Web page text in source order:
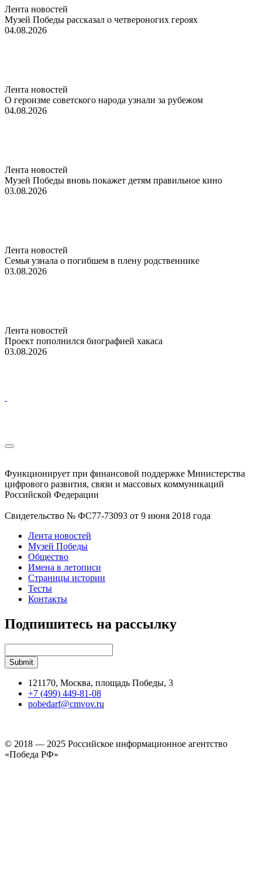
Лента новостей
Музей Победы рассказал о четвероногих героях
04.08.2026
Лента новостей
О героизме советского народа узнали за рубежом
04.08.2026
Лента новостей
Музей Победы вновь покажет детям правильное кино
03.08.2026
Лента новостей
Семья узнала о погибшем в плену родственнике
03.08.2026
Лента новостей
Проект пополнился биографией хакаса
03.08.2026
Функционирует при финансовой поддержке Министерства
цифрового развития, связи и массовых коммуникаций
Российской Федерации
Свидетельство № ФС77-73093 от 9 июня 2018 года
Лента новостей
Музей Победы
Общество
Имена в летописи
Страницы истории
Тесты
Контакты
Подпишитесь на рассылку
121170, Москва, площадь Победы, 3
+7 (499) 449-81-08
pobedarf@cmvov.ru
© 2018 — 2025 Российское информационное агентство
«Победа РФ»